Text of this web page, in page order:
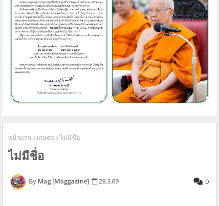
หน้าแรก เกษตร ไม่มีชื่อ
ไม่มีชื่อ
Mag [Maggazine] 28.3.69 0